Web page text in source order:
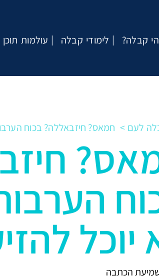
עולמות תוכן לימודי קבלה קבלה
חמאס? חיזבאללה? בכוח
יוכל
הכתבה